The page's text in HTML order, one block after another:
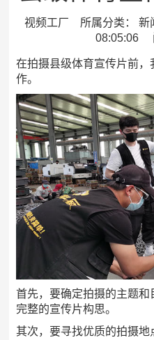
视频工厂 所属分类：
08:05:06
在拍摄县级体育宣传片前
作。
首先，要确定拍摄的主题
完整的宣传片构思。
其次，要寻找优质的拍摄